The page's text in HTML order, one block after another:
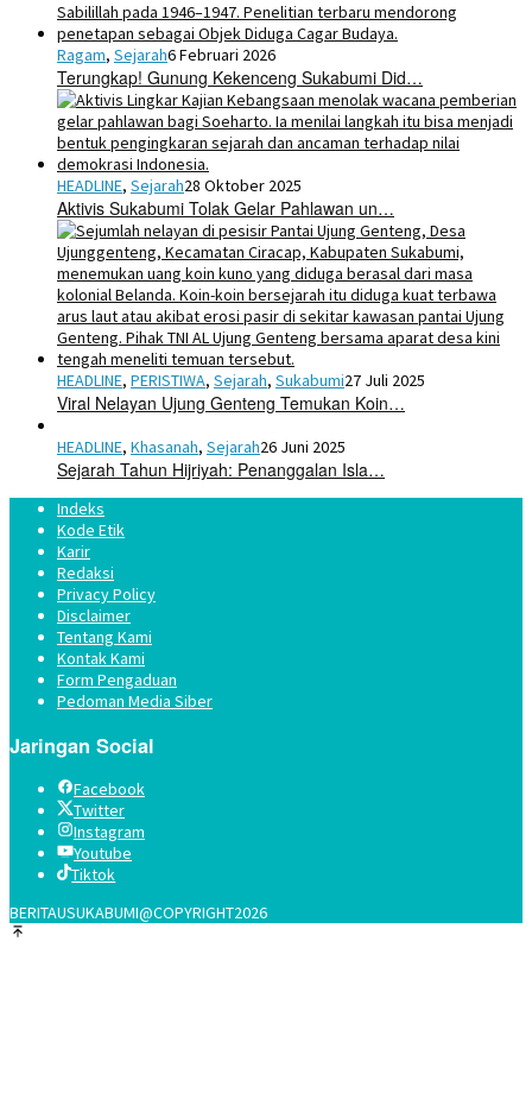
Ragam, Sejarah6 Februari 2026
Terungkap! Gunung Kekenceng Sukabumi Did…
HEADLINE, Sejarah28 Oktober 2025
Aktivis Sukabumi Tolak Gelar Pahlawan un…
HEADLINE, PERISTIWA, Sejarah, Sukabumi27 Juli 2025
Viral Nelayan Ujung Genteng Temukan Koin…
HEADLINE, Khasanah, Sejarah26 Juni 2025
Sejarah Tahun Hijriyah: Penanggalan Isla…
Indeks
Kode Etik
Karir
Redaksi
Privacy Policy
Disclaimer
Tentang Kami
Kontak Kami
Form Pengaduan
Pedoman Media Siber
Jaringan Social
Facebook
Twitter
Instagram
Youtube
Tiktok
BERITAUSUKABUMI@COPYRIGHT2026